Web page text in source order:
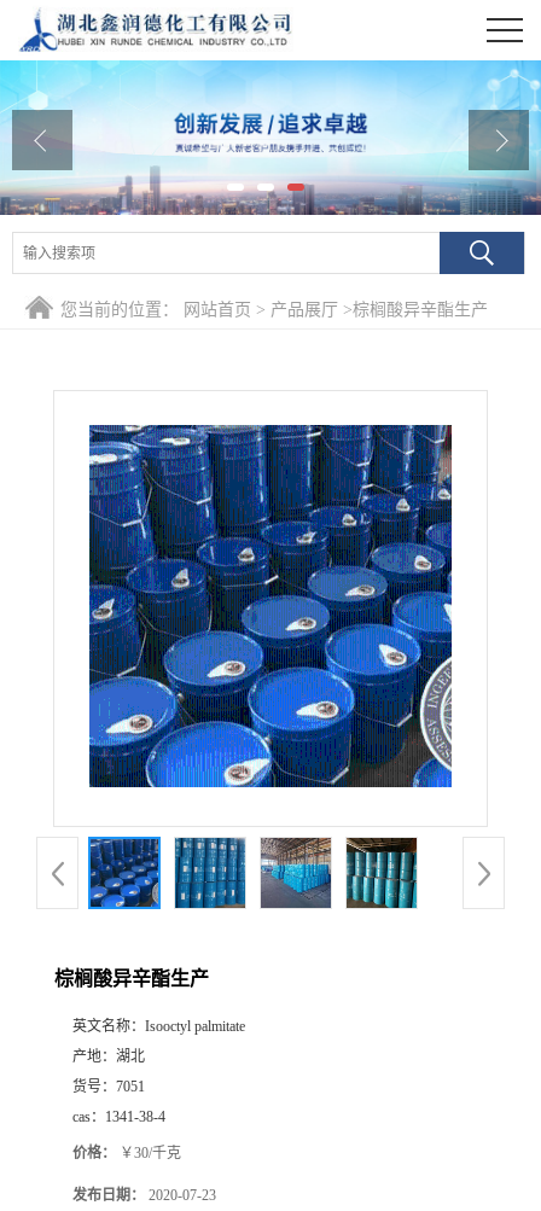
公司首页
公司介绍
公司动态
产品展厅
证书荣誉
您当前的位置： 网站首页 > 产品展厅 >棕榈酸异辛酯生产
棕榈酸异辛酯生产
英文名称： Isooctyl palmitate
产地： 湖北
货号： 7051
cas： 1341-38-4
价格： ￥30/千克
发布日期： 2020-07-23